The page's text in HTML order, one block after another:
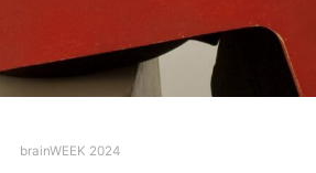
brainWEEK 2024